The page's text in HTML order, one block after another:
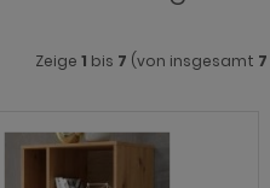
Zeige 1 bis 7 (von insgesamt 7